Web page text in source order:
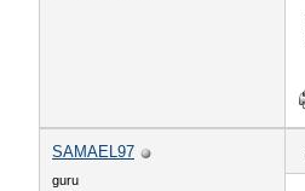
SAMAEL97
guru